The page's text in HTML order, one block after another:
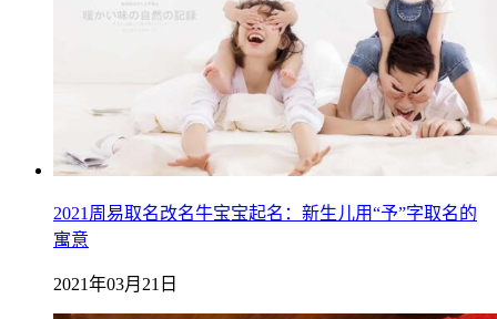
2021周易取名改名牛宝宝起名：新生儿用“予”字取名的
寓意
2021年03月21日